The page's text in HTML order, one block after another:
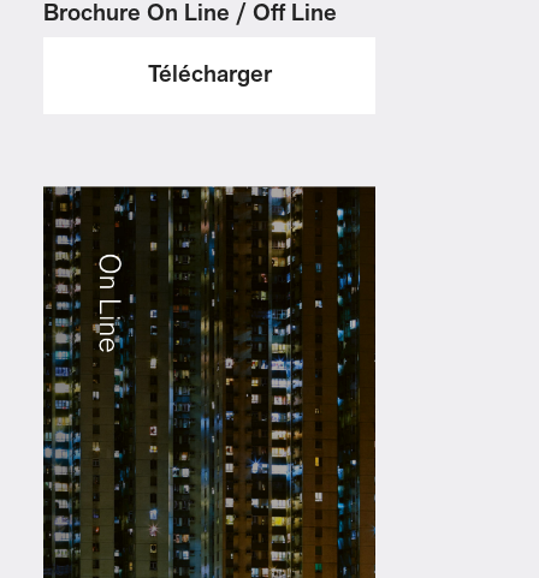
Brochure On Line / Off Line
Télécharger